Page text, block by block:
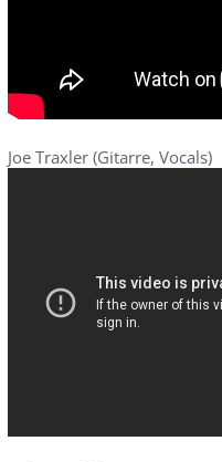
Joe Traxler (Gitarre, Vocals)